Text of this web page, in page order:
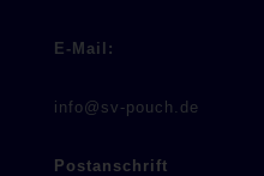
E-Mail:
info@sv-pouch.de
Postanschrift